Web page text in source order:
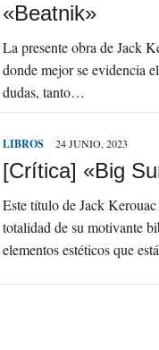
«Beatnik»
La presente obra de Jack
donde mejor se evidencia
dudas, tanto…
LIBROS 24 JUNIO, 2023
[Crítica] «Big
Este título de Jack Kerouac
totalidad de su motivante
elementos estéticos que